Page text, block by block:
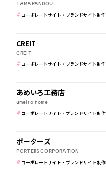
TAMARANDOU
コーポレートサイト・ブランドサイト制作
CREIT
CREIT
コーポレートサイト・ブランドサイト制作
あめいろ工務店
ameiro-home
コーポレートサイト・ブランドサイト制作
ポーターズ
PORTERS CORPORATION
コーポレートサイト・ブランドサイト制作